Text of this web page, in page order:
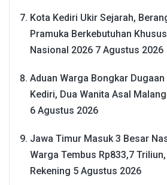
Kota Kediri Ukir Sejarah,
Pramuka Berkebutuhan
Nasional 2026 7 Agustus 2026
Aduan Warga Bongkar
Kediri, Dua Wanita Asal
6 Agustus 2026
Jawa Timur Masuk 3 Besar
Warga Tembus Rp833,7
Rekening 5 Agustus 2026